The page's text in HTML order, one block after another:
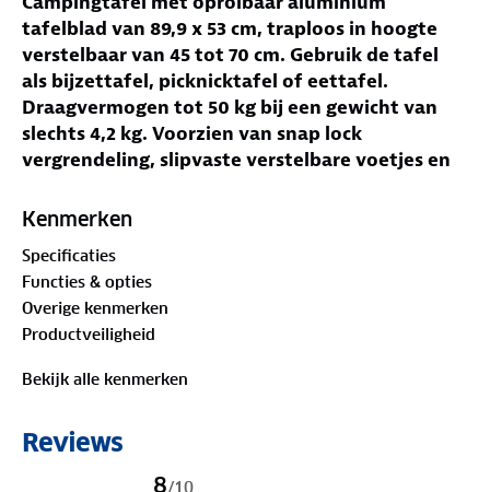
tafelblad van 89,9 x 53 cm, traploos in hoogte
verstelbaar van 45 tot 70 cm. Gebruik de tafel
als bijzettafel, picknicktafel of eettafel.
Draagvermogen tot 50 kg bij een gewicht van
slechts 4,2 kg. Voorzien van snap lock
vergrendeling, slipvaste verstelbare voetjes en
met schouderband.
Traploos verstelbaar van 45 tot 70 cm
Oprolbaar aluminium tafelblad
Draagvermogen 50 kg
Slechts 4,2 kg
Snap lock vergrendeling
De poten zijn traploos in hoogte verstelbaar van 45
tot 70 cm. Zo gebruik je de tafel als lage bijzettafel
Kenmerken
Specificaties
Functies & opties
Overige kenmerken
Productveiligheid
Bekijk alle kenmerken
Reviews
8/10